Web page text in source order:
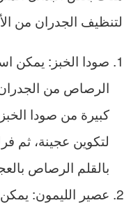
لتنظيف الجدران من
صودا الخبز: يمكن
الرصاص من
كبيرة من صودا
لتكوين عجينة، ثم
بالقلم الرصاص
عصير الليمون: